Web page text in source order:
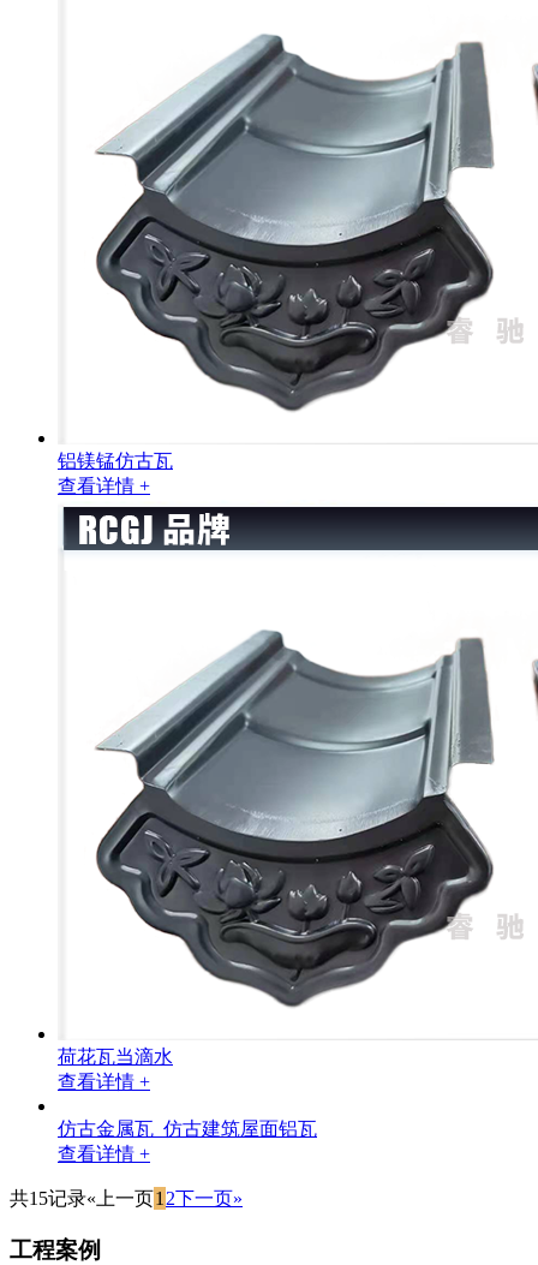
铝镁锰仿古瓦
查看详情 +
荷花瓦当滴水
查看详情 +
仿古金属瓦_仿古建筑屋面铝瓦
查看详情 +
共15记录«上一页12下一页»
工程案例